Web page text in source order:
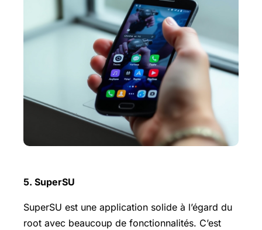
5. SuperSU
SuperSU est une application solide à l’égard du
root avec beaucoup de fonctionnalités. C’est